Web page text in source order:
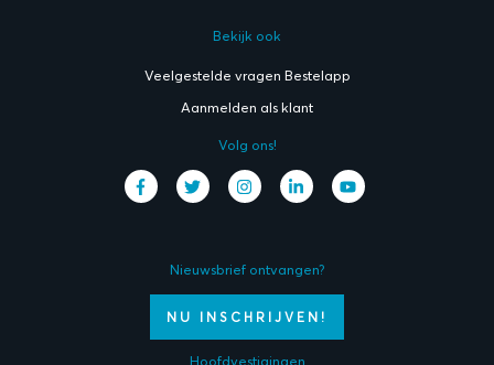
Bekijk ook
Veelgestelde vragen Bestelapp
Aanmelden als klant
Volg ons!
Nieuwsbrief ontvangen?
NU INSCHRIJVEN!
Hoofdvestigingen